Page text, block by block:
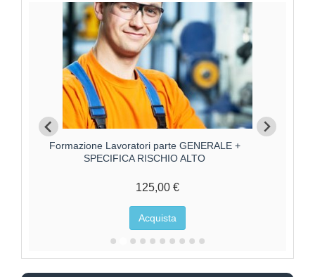
Formazione Lavoratori parte GENERALE +
SPECIFICA RISCHIO BASSO
75,00 €
Acquista